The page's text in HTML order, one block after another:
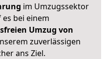
im Umzugssektor
bei einem
Umzug von
zuverlässigen
ans Ziel.